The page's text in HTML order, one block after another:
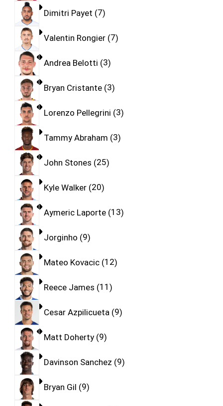
Dimitri Payet 7
Valentin Rongier 7
Andrea Belotti 3
Bryan Cristante 3
Lorenzo Pellegrini 3
Tammy Abraham 3
John Stones 25
Kyle Walker 20
Aymeric Laporte 13
Jorginho 9
Mateo Kovacic 12
Reece James 11
Cesar Azpilicueta 9
Matt Doherty 9
Davinson Sanchez 9
Bryan Gil 9